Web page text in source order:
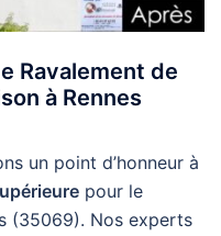
Ravalement de
à Rennes
un point d’honneur à
pour le
(35069). Nos experts